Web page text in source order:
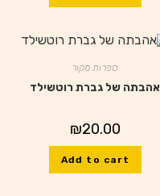
ספרות מקור
אהבתה של גברת רוטשילד
₪20.00
Add to cart